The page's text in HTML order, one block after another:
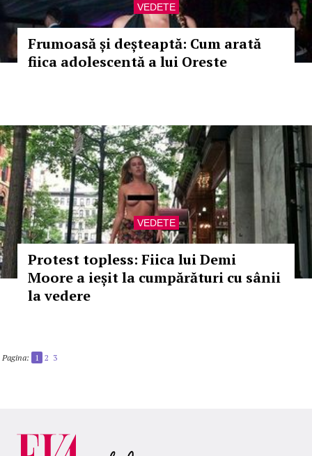
VEDETE
Frumoasă și deșteaptă: Cum arată
fiica adolescentă a lui Oreste
VEDETE
Protest topless: Fiica lui Demi
Moore a ieșit la cumpărături cu sânii
la vedere
Pagina: 1 2 3